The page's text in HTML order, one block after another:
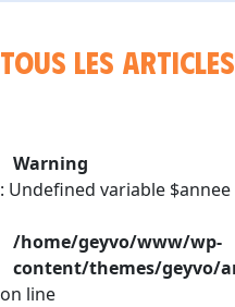
Tous les
Warning
: Undefined variable $annee
/home/geyvo/www/wp-
content/themes/geyvo/
on line